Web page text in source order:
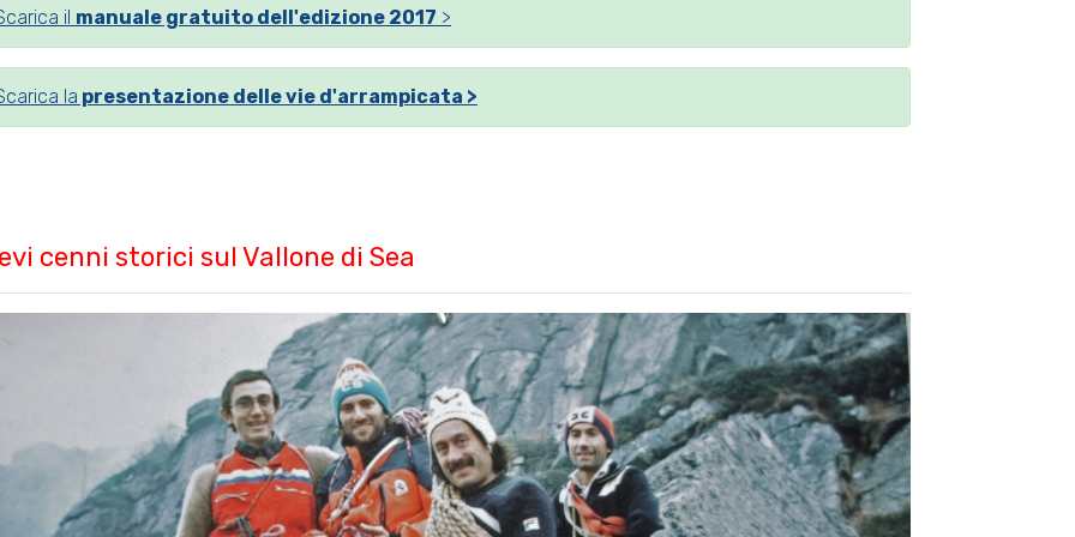
il manuale gratuito dell'edizione 2017 >
la presentazione delle vie d'arrampicata >
cenni storici sul Vallone di Sea